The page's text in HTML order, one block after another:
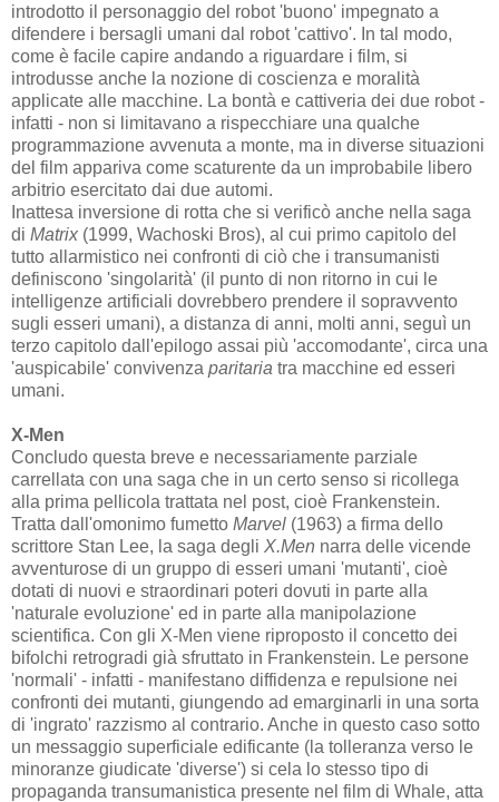
introdotto il personaggio del robot 'buono' impegnato a
difendere i bersagli umani dal robot 'cattivo'. In tal modo,
come è facile capire andando a riguardare i film, si
introdusse anche la nozione di coscienza e moralità
applicate alle macchine. La bontà e cattiveria dei due robot -
infatti - non si limitavano a rispecchiare una qualche
programmazione avvenuta a monte, ma in diverse situazioni
del film appariva come scaturente da un improbabile libero
arbitrio esercitato dai due automi.
Inattesa inversione di rotta che si verificò anche nella saga
di Matrix (1999, Wachoski Bros), al cui primo capitolo del
tutto allarmistico nei confronti di ciò che i transumanisti
definiscono 'singolarità' (il punto di non ritorno in cui le
intelligenze artificiali dovrebbero prendere il sopravvento
sugli esseri umani), a distanza di anni, molti anni, seguì un
terzo capitolo dall'epilogo assai più 'accomodante', circa una
'auspicabile' convivenza paritaria tra macchine ed esseri
umani.
X-Men
Concludo questa breve e necessariamente parziale
carrellata con una saga che in un certo senso si ricollega
alla prima pellicola trattata nel post, cioè Frankenstein.
Tratta dall'omonimo fumetto Marvel (1963) a firma dello
scrittore Stan Lee, la saga degli X.Men narra delle vicende
avventurose di un gruppo di esseri umani 'mutanti', cioè
dotati di nuovi e straordinari poteri dovuti in parte alla
'naturale evoluzione' ed in parte alla manipolazione
scientifica. Con gli X-Men viene riproposto il concetto dei
bifolchi retrogradi già sfruttato in Frankenstein. Le persone
'normali' - infatti - manifestano diffidenza e repulsione nei
confronti dei mutanti, giungendo ad emarginarli in una sorta
di 'ingrato' razzismo al contrario. Anche in questo caso sotto
un messaggio superficiale edificante (la tolleranza verso le
minoranze giudicate 'diverse') si cela lo stesso tipo di
propaganda transumanistica presente nel film di Whale, atta